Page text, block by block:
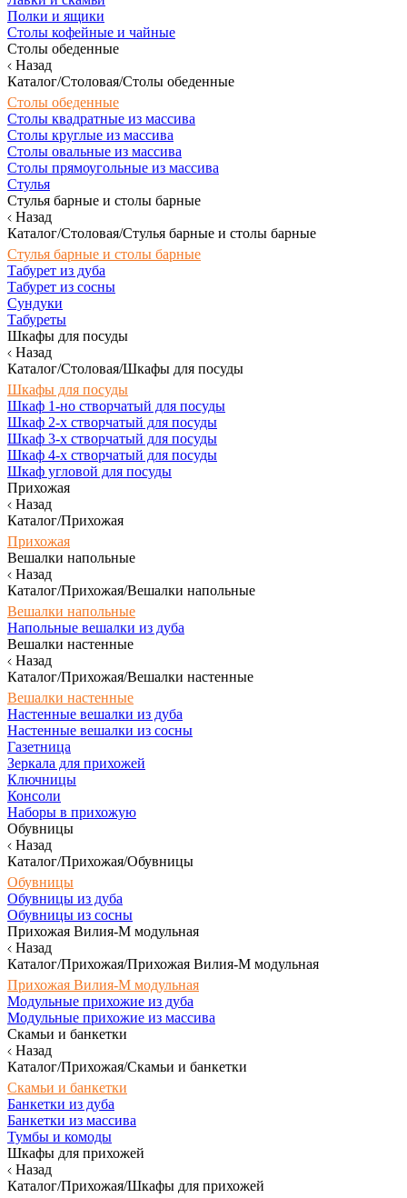
Полки и ящики
Столы кофейные и чайные
Столы обеденные
Назад
Каталог/Столовая/Столы обеденные
Столы обеденные
Столы квадратные из массива
Столы круглые из массива
Столы овальные из массива
Столы прямоугольные из массива
Стулья
Стулья барные и столы барные
Назад
Каталог/Столовая/Стулья барные и столы барные
Стулья барные и столы барные
Табурет из дуба
Табурет из сосны
Сундуки
Табуреты
Шкафы для посуды
Назад
Каталог/Столовая/Шкафы для посуды
Шкафы для посуды
Шкаф 1-но створчатый для посуды
Шкаф 2-х створчатый для посуды
Шкаф 3-х створчатый для посуды
Шкаф 4-х створчатый для посуды
Шкаф угловой для посуды
Прихожая
Назад
Каталог/Прихожая
Прихожая
Вешалки напольные
Назад
Каталог/Прихожая/Вешалки напольные
Вешалки напольные
Напольные вешалки из дуба
Вешалки настенные
Назад
Каталог/Прихожая/Вешалки настенные
Вешалки настенные
Настенные вешалки из дуба
Настенные вешалки из сосны
Газетница
Зеркала для прихожей
Ключницы
Консоли
Наборы в прихожую
Обувницы
Назад
Каталог/Прихожая/Обувницы
Обувницы
Обувницы из дуба
Обувницы из сосны
Прихожая Вилия-М модульная
Назад
Каталог/Прихожая/Прихожая Вилия-М модульная
Прихожая Вилия-М модульная
Модульные прихожие из дуба
Модульные прихожие из массива
Скамьи и банкетки
Назад
Каталог/Прихожая/Скамьи и банкетки
Скамьи и банкетки
Банкетки из дуба
Банкетки из массива
Тумбы и комоды
Шкафы для прихожей
Назад
Каталог/Прихожая/Шкафы для прихожей